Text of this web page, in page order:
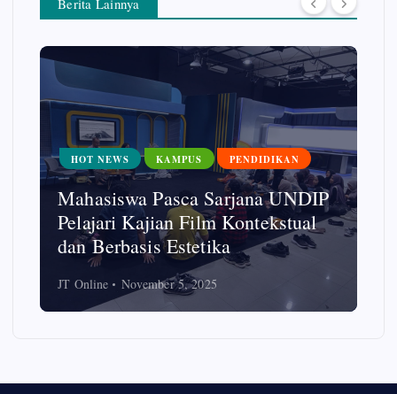
HOT NEWS KAMPUS PENDIDIKAN
Mahasiswa Pasca Sarjana UNDIP
Pelajari Kajian Film Kontekstual
dan Berbasis Estetika
JT Online November 5, 2025